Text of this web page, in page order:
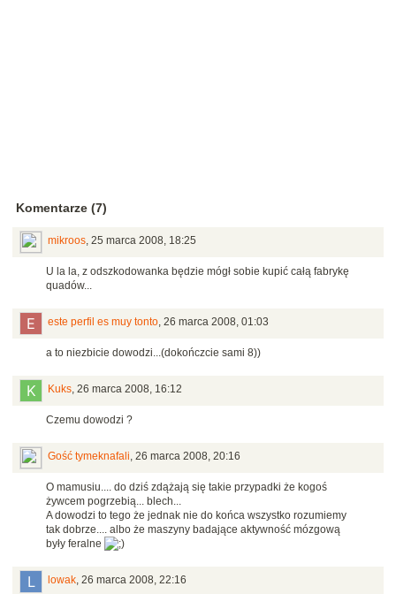
Komentarze (7)
mikroos, 25 marca 2008, 18:25
U la la, z odszkodowanka będzie mógł sobie kupić całą fabrykę
quadów...
este perfil es muy tonto, 26 marca 2008, 01:03
a to niezbicie dowodzi...(dokończcie sami 8))
Kuks, 26 marca 2008, 16:12
Czemu dowodzi ?
Gość tymeknafali, 26 marca 2008, 20:16
O mamusiu.... do dziś zdążają się takie przypadki że kogoś
żywcem pogrzebią... blech...
A dowodzi to tego że jednak nie do końca wszystko rozumiemy
tak dobrze.... albo że maszyny badające aktywność mózgową
były feralne
lowak, 26 marca 2008, 22:16